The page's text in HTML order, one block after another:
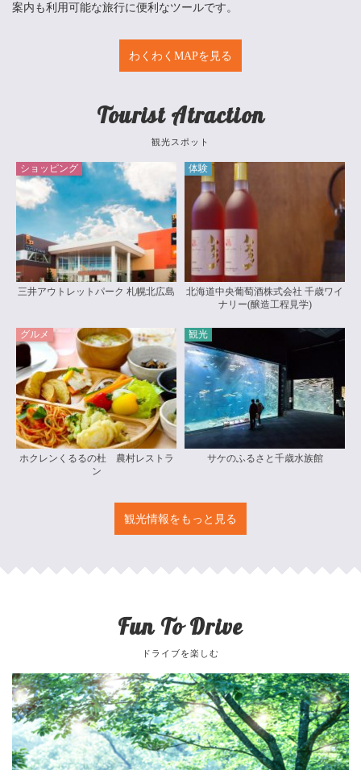
案内も利用可能な旅行に便利なツールです。
わくわくMAPを見る
Tourist Atraction
観光スポット
ショッピング
三井アウトレットパーク 札幌北広島
体験
北海道中央葡萄酒株式会社 千歳ワイ
ナリー(醸造工程見学)
グルメ
ホクレンくるるの杜 農村レストラ
ン
観光
サケのふるさと千歳水族館
観光情報をもっと見る
Fun To Drive
ドライブを楽しむ